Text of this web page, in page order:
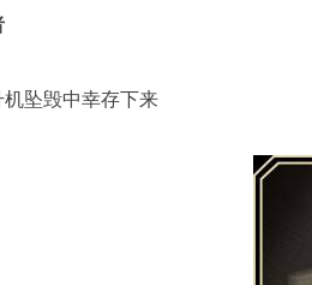
机坠毁中幸存下来